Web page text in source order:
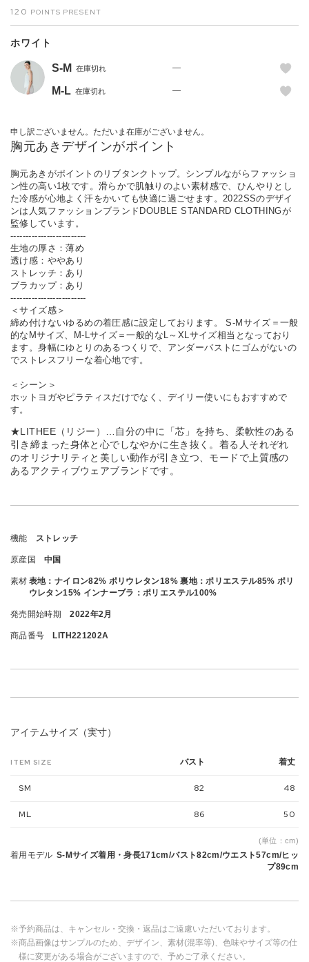
120
ホワイト
S-M 在庫切れ —
M-L 在庫切れ —
申し訳ございません。ただいま在庫がございません。
胸元あきデザインがポイント
胸元あきがポイントのリブタンクトップ。シンプルながらファッショ
ン性の高い1枚です。滑らかで肌触りのよい素材感で、ひんやりとし
た冷感が心地よく汗をかいても快適に過ごせます。2022SSのデザイ
ンは人気ファッションブランドDOUBLE STANDARD CLOTHINGが
監修しています。
-------------------------
生地の厚さ：薄め
透け感：ややあり
ストレッチ：あり
ブラカップ：あり
-------------------------
＜サイズ感＞
締め付けないゆるめの着圧感に設定しております。 S-Mサイズ＝一般
的なMサイズ、M-Lサイズ＝一般的なL～XLサイズ相当となっており
ます。身幅にゆとりのあるつくりで、アンダーバストにゴムがないの
でストレスフリーな着心地です。
＜シーン＞
ホットヨガやピラティスだけでなく、デイリー使いにもおすすめで
す。
★LITHEE（リジー）…自分の中に「芯」を持ち、柔軟性のある
引き締まった身体と心でしなやかに生き抜く。着る人それぞれ
のオリジナリティと美しい動作が引き立つ、モードで上質感の
あるアクティブウェアブランドです。
機能 ストレッチ
原産国 中国
素材 表地：ナイロン82% ポリウレタン18% 裏地：ポリエステル85% ポリ
ウレタン15% インナーブラ：ポリエステル100%
発売開始時期 2022年2月
商品番号 LITH221202A
アイテムサイズ（実寸）
ITEM SIZE バスト 着丈
SM 82 48
ML 86 50
(単位：cm)
着用モデル S-Mサイズ着用・身長171cm/バスト82cm/ウエスト57cm/ヒッ
プ89cm
※予約商品は、キャンセル・交換・返品はご遠慮いただいております。
※商品画像はサンプルのため、デザイン、素材(混率等)、色味やサイズ等の仕
様に変更がある場合がございますので、予めご了承ください。